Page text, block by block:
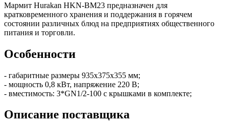
Мармит Hurakan HKN-BM23 предназначен для
кратковременного хранения и поддержания в горячем
состоянии различных блюд на предприятиях общественного
питания и торговли.
Особенности
- габаритные размеры 935x375x355 мм;
- мощность 0,8 кВт, напряжение 220 В;
- вместимость: 3*GN1/2-100 с крышками в комплекте;
Описание поставщика